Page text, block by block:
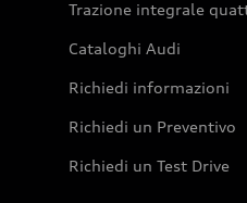
Trazione integrale
Cataloghi Audi
Richiedi informazioni
Richiedi un Preventivo
Richiedi un Test Drive